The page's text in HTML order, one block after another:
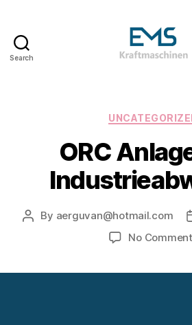
Search
&
&
ORC
Post
By aerguvan@hotmail.com
No